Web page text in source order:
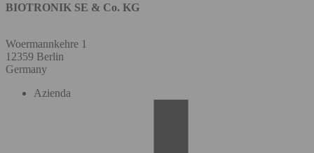
BIOTRONIK SE & Co. KG
Woermannkehre 1
12359 Berlin
Germany
Azienda